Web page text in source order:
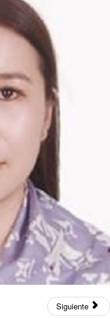
Siguiente